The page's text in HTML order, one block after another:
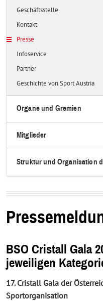
Geschäftsstelle
Kontakt
Presse
Infoservice
Partner
Geschichte von Sport Austria
Organe und Gremien
Mitglieder
Struktur und Organisation
BSO Cristall Gala
jeweiligen
17. Cristall Gala der
Sportorganisation